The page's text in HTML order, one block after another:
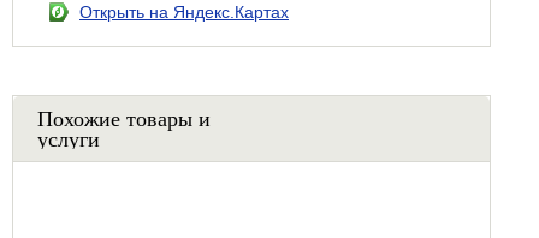
Открыть на Яндекс.Картах
Похожие товары и
услуги